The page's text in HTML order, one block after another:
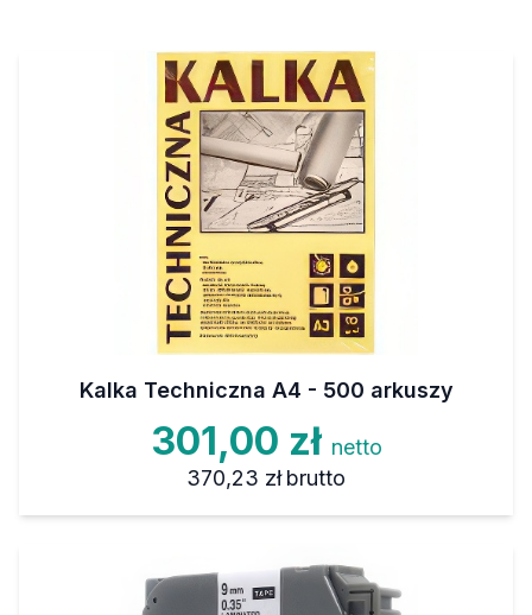
Kalka Techniczna A4 - 500 arkuszy
301,00 zł netto
370,23 zł brutto